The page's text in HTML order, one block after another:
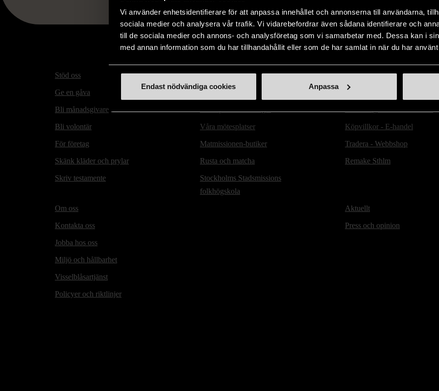
Vi använder enhetsidentifierare för att anpassa innehållet och annonserna till användarna,
sociala medier och analysera vår trafik. Vi vidarebefordrar även sådana identifierare och
till de sociala medier och annons- och analysföretag som vi samarbetar med. Dessa kan i
med annan information som du har tillhandahållit eller som de har samlat in när du har
Endast nödvändiga cookies Anpassa
Stöd oss
Ge en gåva
Bli månadsgivare
Bli volontär
För företag
Skänk kläder och prylar
Skriv testamente
Hitta till oss
Second hand-butiker
Våra mötesplatser
Matmissionen-butiker
Rusta och matcha
Stockholms Stadsmissions
folkhögskola
Handla second hand online
Webbshop - E-handel
Köpvillkor - E-handel
Tradera - Webbshop
Remake Sthlm
Om oss
Kontakta oss
Jobba hos oss
Miljö och hållbarhet
Visselblåsartjänst
Policyer och riktlinjer
Aktuellt
Press och opinion